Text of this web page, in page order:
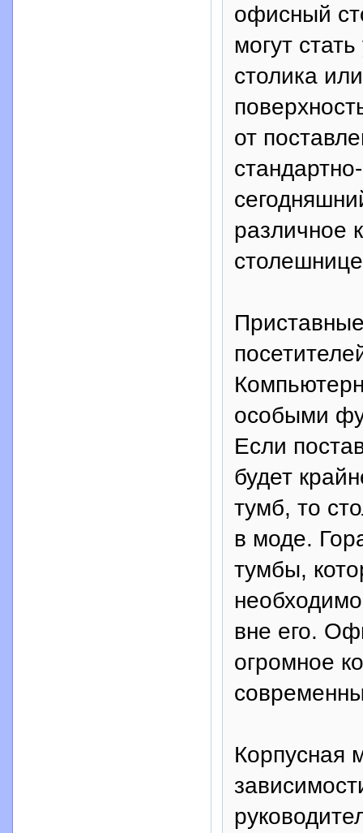
офисный
могут
столика
от
различное
особыми
Если
будет
тумб, то
в моде.
тумбы,
вне его.
огромное
Корпусная